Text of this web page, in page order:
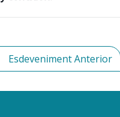
Esdeveniment Anterior